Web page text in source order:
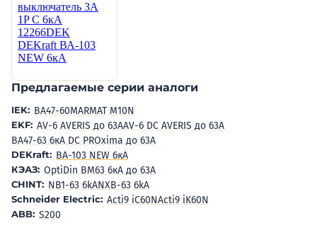
Предлагаемые серии аналоги
IEK: BA47-60MARMAT M10N
EKF: AV-6 AVERIS до 63АAV-6 DC AVERIS до 63А
ВА47-63 6кА DC PROxima до 63А
DEKraft: ВА-103 NEW 6кА
КЭАЗ: OptiDin BM63 6кА до 63А
CHINT: NB1-63 6kANXB-63 6kA
Schneider Electric: Acti9 iC60NActi9 iK60N
ABB: S200